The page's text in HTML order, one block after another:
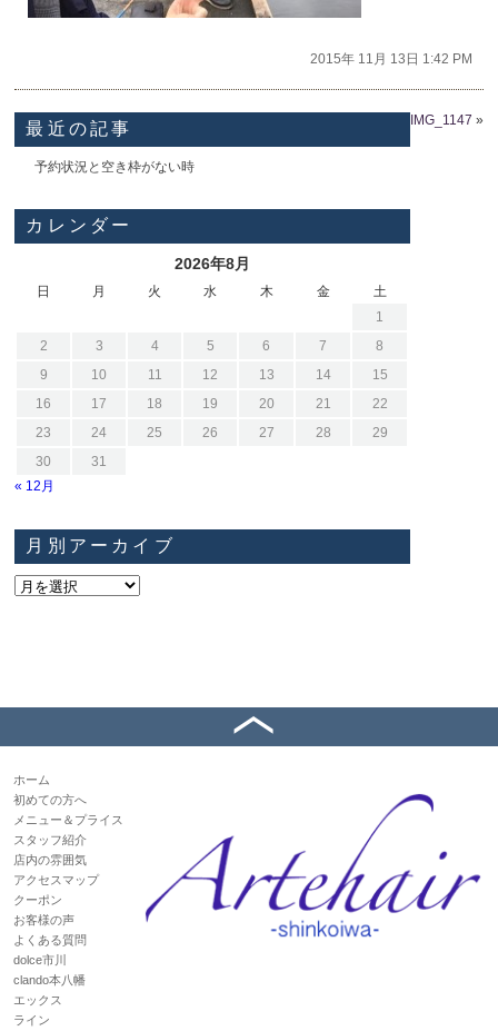
2015年 11月 13日 1:42 PM
IMG_1147 »
最近の記事
予約状況と空き枠がない時
カレンダー
2026年8月
日 月 火 水 木 金
土
1
2
3 4 5 6 7
8
9
10 11 12 13 14
15
16
17 18 19 20 21
22
23
24 25 26 27 28
29
30
31
« 12月
月別アーカイブ
ホーム
初めての方へ
メニュー＆プライス
スタッフ紹介
店内の雰囲気
アクセスマップ
クーポン
お客様の声
よくある質問
dolce市川
clando本八幡
エックス
ライン